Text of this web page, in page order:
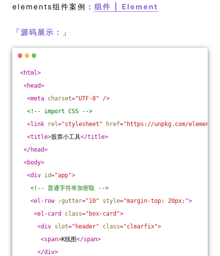
elements组件案例： 组件 | Element
「源码展示： 」
<html>
<head>
<meta charset="UTF-8" />
<!-- import CSS -->
<link rel="stylesheet" href="https://unpkg.com/
<title>股票小工具</title>
</head>
<body>
<div id="app">
<!-- 普通字符串加密取 -->
<el-row :gutter="10" style="margin-top: 20px;">
<el-card class="box-card">
<div slot="header" class="clearfix">
<span>K线图</span>
</div>